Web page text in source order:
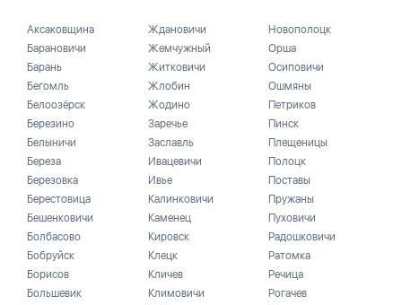
Аксаковщина
Барановичи
Барань
Бегомль
Белоозёрск
Березино
Белыничи
Береза
Березовка
Берестовица
Бешенковичи
Болбасово
Бобруйск
Борисов
Большевик
Ждановичи
Жемчужный
Житковичи
Жлобин
Жодино
Заречье
Заславль
Ивацевичи
Ивье
Калинковичи
Каменец
Кировск
Клецк
Кличев
Климовичи
Новополоцк
Орша
Осиповичи
Ошмяны
Петриков
Пинск
Плещеницы
Полоцк
Поставы
Пружаны
Пуховичи
Радошковичи
Ратомка
Речица
Рогачев